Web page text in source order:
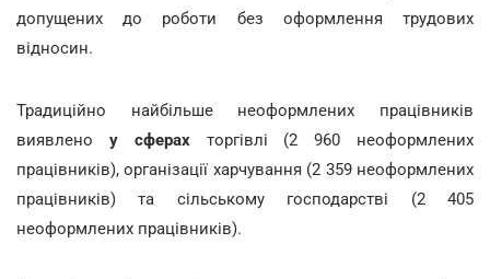
допущених до роботи без оформлення трудових
відносин.
Традиційно найбільше неоформлених працівників
виявлено у сферах торгівлі (2 960 неоформлених
працівників), організації харчування (2 359 неоформлених
працівників) та сільському господарстві (2 405
неоформлених працівників).